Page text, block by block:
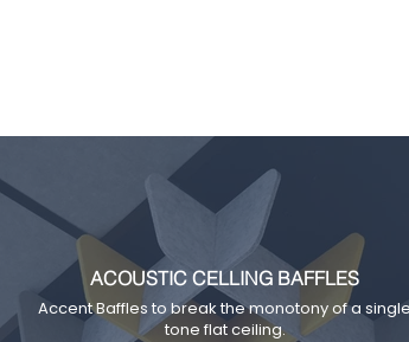
ACOUSTIC CELLING BAFFLES
Accent Baffles to break the monotony of a single
tone flat ceiling.